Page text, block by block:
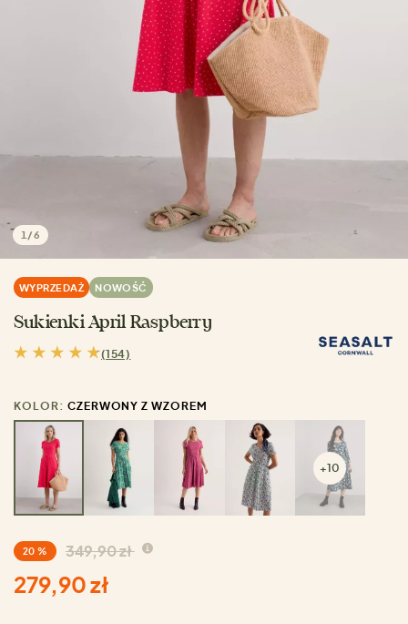
1 /6
WYPRZEDAŻ NOWOŚĆ
Sukienki April Raspberry
(154)
KOLOR: CZERWONY Z WZOREM
+10
20 % 349,90 zł
279,90 zł